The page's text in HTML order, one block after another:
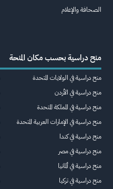
الصحافة والإعلام
منح دراسية بحسب مكان المنحة
منح دراسية في الولايات المتحدة
منح دراسية في الأردن
منح دراسية في المملكة المتحدة
منح دراسية في الإمارات العربية المتحدة
منح دراسية في كندا
منح دراسية في مصر
منح دراسية في ألمانيا
منح دراسية في تركيا